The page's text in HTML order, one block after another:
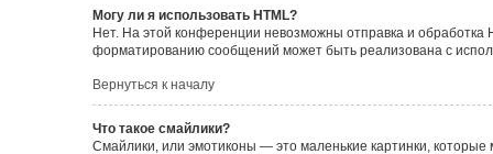
Могу ли я использовать HTML?
Нет. На этой конференции невозможны отправка и
форматированию сообщений может быть реализована с
Вернуться к началу
Что такое смайлики?
Смайлики, или эмотиконы — это маленькие картинки,